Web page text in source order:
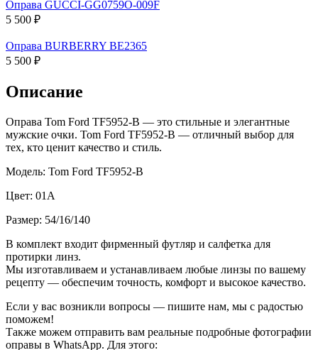
Оправа GUCCI-GG0759O-009F
5 500 ₽
Оправа BURBERRY BE2365
5 500 ₽
Описание
Оправа Tom Ford TF5952-B — это стильные и элегантные
мужские очки. Tom Ford TF5952-B — отличный выбор для
тех, кто ценит качество и стиль.
Модель: Tom Ford TF5952-B
Цвет: 01A
Размер: 54/16/140
В комплект входит фирменный футляр и салфетка для
протирки линз.
Мы изготавливаем и устанавливаем любые линзы по вашему
рецепту — обеспечим точность, комфорт и высокое качество.
Если у вас возникли вопросы — пишите нам, мы с радостью
поможем!
Также можем отправить вам реальные подробные фотографии
оправы в WhatsApp. Для этого: